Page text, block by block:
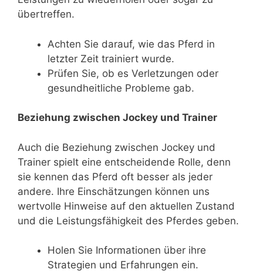
übertreffen.
Achten Sie darauf, wie das Pferd in
letzter Zeit trainiert wurde.
Prüfen Sie, ob es Verletzungen oder
gesundheitliche Probleme gab.
Beziehung zwischen Jockey und Trainer
Auch die Beziehung zwischen Jockey und
Trainer spielt eine entscheidende Rolle, denn
sie kennen das Pferd oft besser als jeder
andere. Ihre Einschätzungen können uns
wertvolle Hinweise auf den aktuellen Zustand
und die Leistungsfähigkeit des Pferdes geben.
Holen Sie Informationen über ihre
Strategien und Erfahrungen ein.